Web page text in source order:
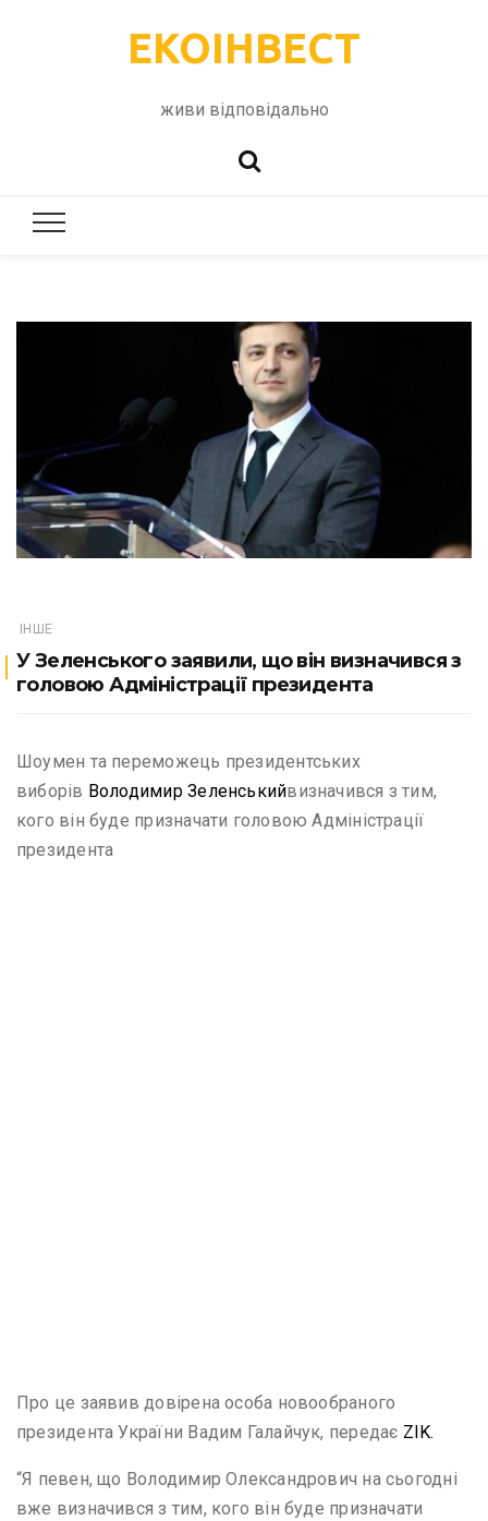
ЕКОІНВЕСТ
живи відповідально
ІНШЕ
У Зеленського заявили, що він визначився з
головою Адміністрації президента
Шоумен та переможець президентських
виборів Володимир Зеленськийвизначився з тим,
кого він буде призначати головою Адміністрації
президента
Про це заявив довірена особа новообраного
президента України Вадим Галайчук, передає ZIK.
“Я певен, що Володимир Олександрович на сьогодні
вже визначився з тим, кого він буде призначати